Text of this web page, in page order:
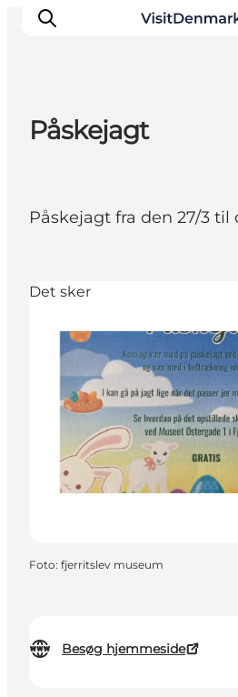
Oplevelser
Overnatning
Påskejagt
Påskejagt fra den 27/3 til
Besøg hjemmeside
Det sker
Foto: fjerritslev museum